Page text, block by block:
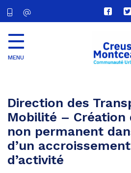
Lien
vers
compte
MENU
Direction des
Mobilité – Création
non permanent
d’un
d’activité